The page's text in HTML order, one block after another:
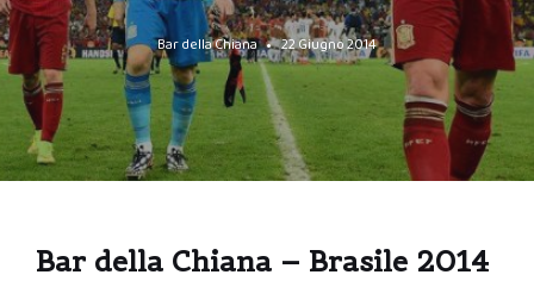
Bar della Chiana 22 Giugno 2014
Bar della Chiana – Brasile 2014